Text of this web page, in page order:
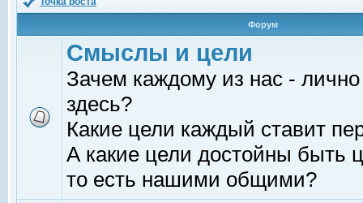
Форум
Смыслы и цели
Зачем каждому из нас -
здесь?
Какие цели каждый ставит
А какие цели достойны быть
то есть нашими общими?